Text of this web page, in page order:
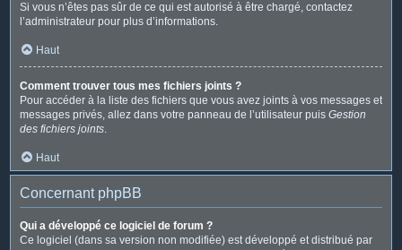
Si vous n’êtes pas sûr de ce qui est autorisé à être chargé, contactez
l’administrateur pour plus d’informations.
Haut
Comment trouver tous mes fichiers joints ?
Pour accéder à la liste des fichiers que vous avez joints à vos messages et
messages privés, allez dans votre panneau de l’utilisateur puis Gestion
des fichiers joints.
Haut
Concernant phpBB
Qui a développé ce logiciel de forum ?
Ce logiciel (dans sa version non modifiée) est développé et distribué par